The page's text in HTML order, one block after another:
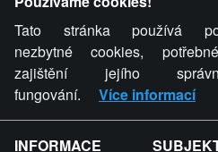
videa a komentáře. Osoba, které
stránky týče, ani osoba, která
stránku, nemůže z důvodu
komentáře pro výše
provozovateli stránky žádný
nemajetkové
Tato stránka používá
nezbytné cookies,
zajištění jejího
fungování.
Více informací
INFORMACE